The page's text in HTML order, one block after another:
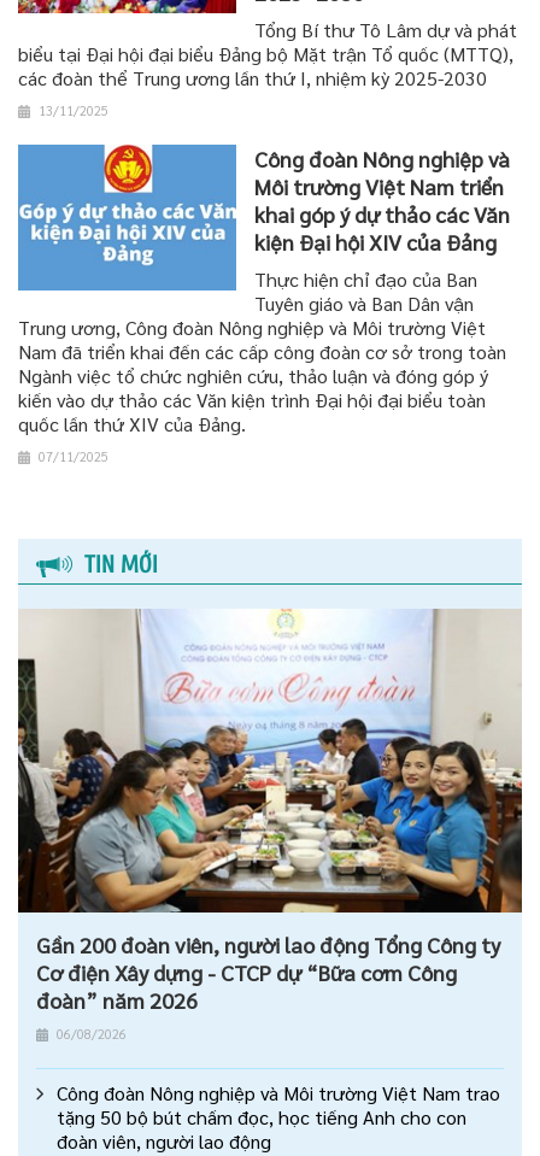
Tổng Bí thư Tô Lâm dự và phát
biểu tại Đại hội đại biểu Đảng bộ Mặt trận Tổ quốc (MTTQ),
các đoàn thể Trung ương lần thứ I, nhiệm kỳ 2025-2030
13/11/2025
Công đoàn Nông nghiệp và
Môi trường Việt Nam triển
khai góp ý dự thảo các Văn
kiện Đại hội XIV của Đảng
Thực hiện chỉ đạo của Ban
Tuyên giáo và Ban Dân vận
Trung ương, Công đoàn Nông nghiệp và Môi trường Việt
Nam đã triển khai đến các cấp công đoàn cơ sở trong toàn
Ngành việc tổ chức nghiên cứu, thảo luận và đóng góp ý
kiến vào dự thảo các Văn kiện trình Đại hội đại biểu toàn
quốc lần thứ XIV của Đảng.
07/11/2025
TIN MỚI
Gần 200 đoàn viên, người lao động Tổng Công ty
Cơ điện Xây dựng - CTCP dự “Bữa cơm Công
đoàn” năm 2026
06/08/2026
Công đoàn Nông nghiệp và Môi trường Việt Nam trao
tặng 50 bộ bút chấm đọc, học tiếng Anh cho con
đoàn viên, người lao động